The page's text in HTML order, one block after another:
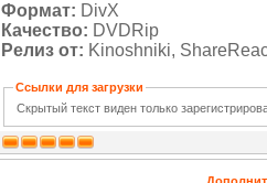
Формат: DivX
Качество: DVDRip
Релиз от: Kinoshniki,
Ссылки для загрузки
Скрытый текст виден только